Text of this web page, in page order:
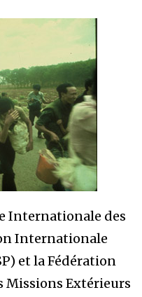
Internationale des
Internationale
et la Fédération
Missions Extérieurs